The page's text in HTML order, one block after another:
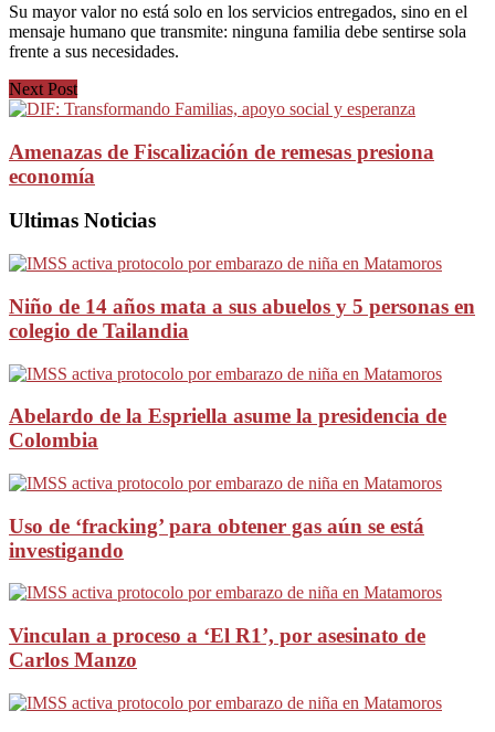
Su mayor valor no está solo en los servicios entregados, sino en el
mensaje humano que transmite: ninguna familia debe sentirse sola
frente a sus necesidades.
Next Post
Amenazas de Fiscalización de remesas presiona
economía
Ultimas Noticias
Niño de 14 años mata a sus abuelos y 5 personas en
colegio de Tailandia
Abelardo de la Espriella asume la presidencia de
Colombia
Uso de ‘fracking’ para obtener gas aún se está
investigando
Vinculan a proceso a ‘El R1’, por asesinato de
Carlos Manzo